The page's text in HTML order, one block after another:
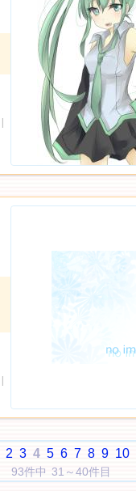
2 3 4 5 6 7 8 9 10
93件中 31～40件目